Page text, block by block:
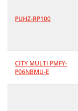
PUHZ-RP100
CITY MULTI PMFY-
P06NBMU-E